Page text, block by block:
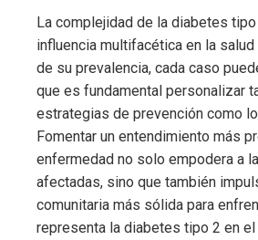
La complejidad de la diabetes
influencia multifacética en la salud
de su prevalencia, cada caso
que es fundamental personalizar
estrategias de prevención como
Fomentar un entendimiento más
enfermedad no solo empodera a
afectadas, sino que también
comunitaria más sólida para
representa la diabetes tipo 2 en el